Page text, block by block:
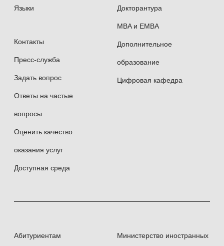
Член Проектно-координационной группы ИОТ —
консорциума ведущих российских вузов.
Научные и учебные издания: автор более
в менеджменте
Языки
Контакты
Пресс-служба
Задать вопрос
Ответы на частые
вопросы
Оценить качество
оказания услуг
Доступная среда
Докторантура
MBA и EMBA
Дополнительное
образование
Цифровая кафедра
Абитуриентам Министерство иностранных